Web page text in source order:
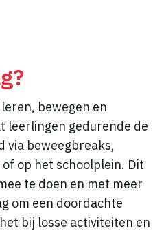
bewegen en
gedurende de
via beweegbreaks,
op het schoolplein. Dit
te doen en met meer
om een doordachte
bij losse activiteiten en